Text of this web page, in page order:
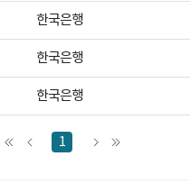
한국은행
한국은행
한국은행
1